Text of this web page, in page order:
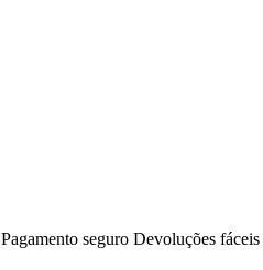
Pagamento seguro Devoluções fáceis